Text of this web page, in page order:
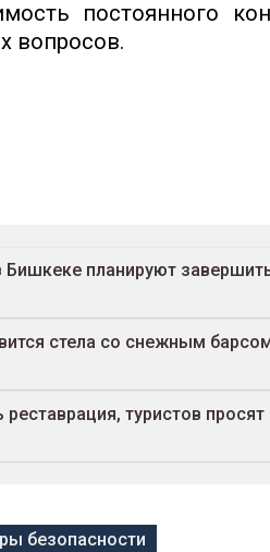
постоянного
вопросов.
планируют
стела со снежным
реставрация, туристов
безопасности